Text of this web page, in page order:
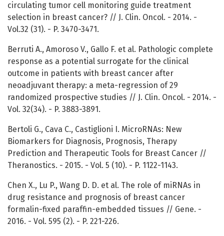
circulating tumor cell monitoring guide treatment
selection in breast cancer? // J. Clin. Oncol. - 2014. -
Vol.32 (31). - P. 3470-3471.
Berruti A., Amoroso V., Gallo F. et al. Pathologic complete
response as a potential surrogate for the clinical
outcome in patients with breast cancer after
neoadjuvant therapy: a meta-regression of 29
randomized prospective studies // J. Clin. Oncol. - 2014. -
Vol. 32(34). - P. 3883-3891.
Bertoli G., Cava C., Castiglioni I. MicroRNAs: New
Biomarkers for Diagnosis, Prognosis, Therapy
Prediction and Therapeutic Tools for Breast Cancer //
Theranostics. - 2015. - Vol. 5 (10). - P. 1122-1143.
Chen X., Lu P., Wang D. D. et al. The role of miRNAs in
drug resistance and prognosis of breast cancer
formalin-fixed paraffin-embedded tissues // Gene. -
2016. - Vol. 595 (2). - P. 221-226.